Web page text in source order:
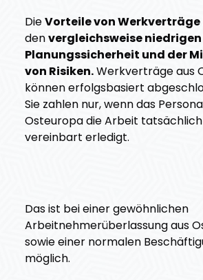
DieVorteile von Werkverträge
denvergleichsweise
Planungssicherheit und der
von Risiken.Werkverträge aus
können erfolgsbasiert
Sie zahlen nur, wenn das
Osteuropa die Arbeit
vereinbart erledigt.
Das ist bei einer gewöhnlichen
Arbeitnehmerüberlassung aus
sowie einer normalen
möglich.